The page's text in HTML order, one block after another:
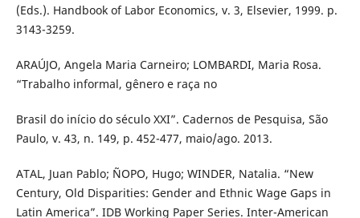
(Eds.). Handbook of Labor Economics, v. 3, Elsevier, 1999. p.
3143-3259.
ARAÚJO, Angela Maria Carneiro; LOMBARDI, Maria Rosa.
“Trabalho informal, gênero e raça no
Brasil do início do século XXI”. Cadernos de Pesquisa, São
Paulo, v. 43, n. 149, p. 452-477, maio/ago. 2013.
ATAL, Juan Pablo; ÑOPO, Hugo; WINDER, Natalia. “New
Century, Old Disparities: Gender and Ethnic Wage Gaps in
Latin America”. IDB Working Paper Series. Inter-American